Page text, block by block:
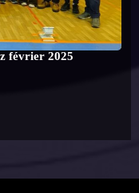
février 2025